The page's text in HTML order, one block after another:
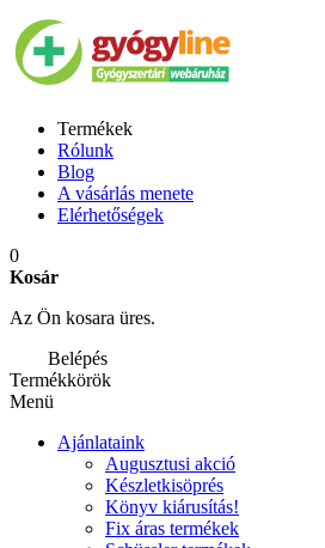
Termékek
Rólunk
Blog
A vásárlás menete
Elérhetőségek
0
Kosár
Az Ön kosara üres.
Belépés
Termékkörök
Menü
Ajánlataink
Augusztusi akció
Készletkisöprés
Könyv kiárusítás!
Fix áras termékek